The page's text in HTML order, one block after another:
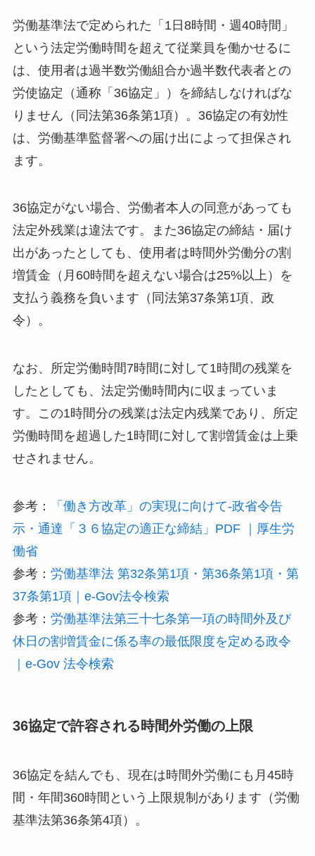
労働基準法で定められた「1日8時間・週40時間」
という法定労働時間を超えて従業員を働かせるに
は、使用者は過半数労働組合か過半数代表者との
労使協定（通称「36協定」）を締結しなければな
りません（同法第36条第1項）。36協定の有効性
は、労働基準監督署への届け出によって担保され
ます。
36協定がない場合、労働者本人の同意があっても
法定外残業は違法です。また36協定の締結・届け
出があったとしても、使用者は時間外労働分の割
増賃金（月60時間を超えない場合は25%以上）を
支払う義務を負います（同法第37条第1項、政
令）。
なお、所定労働時間7時間に対して1時間の残業を
したとしても、法定労働時間内に収まっていま
す。この1時間分の残業は法定内残業であり、所定
労働時間を超過した1時間に対して割増賃金は上乗
せされません。
参考：
「働き方改革」の実現に向けて-政省令告
示・通達「３６協定の適正な締結」PDF ｜厚生労
働省
参考： 労働基準法 第32条第1項・第36条第1項・第
37条第1項｜e-Gov法令検索
参考： 労働基準法第三十七条第一項の時間外及び
休日の割増賃金に係る率の最低限度を定める政令
｜e-Gov 法令検索
36協定で許容される時間外労働の上限
36協定を結んでも、現在は時間外労働にも月45時
間・年間360時間という上限規制があります（労働
基準法第36条第4項）。